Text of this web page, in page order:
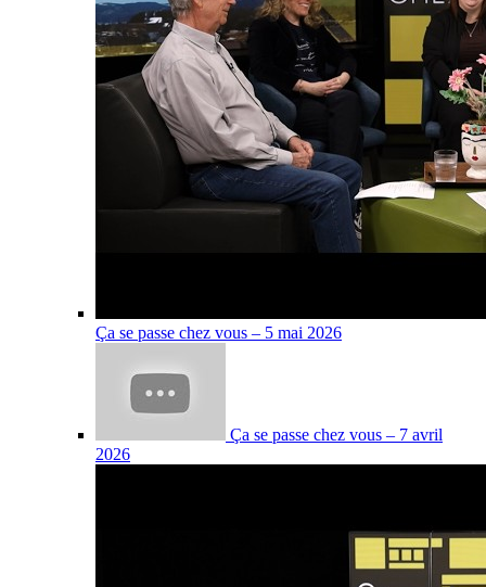
Ça se passe chez vous – 5 mai 2026
Ça se passe chez vous – 7 avril
2026